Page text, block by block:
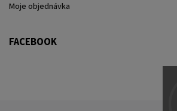
Moje objednávka
FACEBOOK